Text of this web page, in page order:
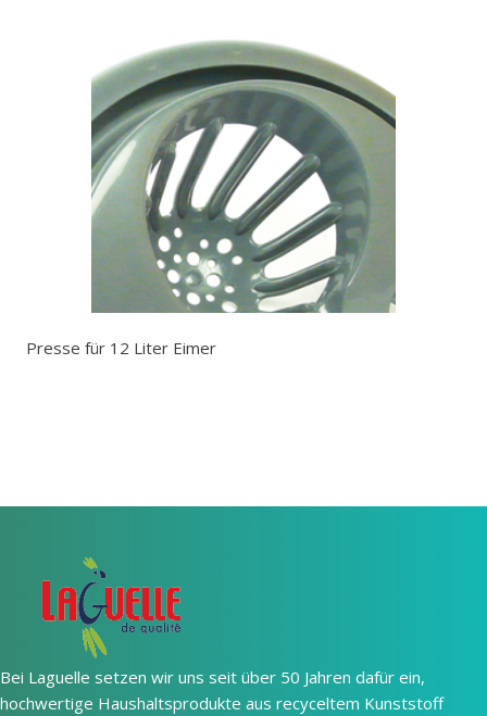
Presse für 12 Liter Eimer
Bei Laguelle setzen wir uns seit über 50 Jahren dafür ein,
hochwertige Haushaltsprodukte aus recyceltem Kunststoff